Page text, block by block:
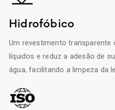
Hidrofóbico
Um revestimento transparente
líquidos e reduz a adesão de
água, facilitando a limpeza da